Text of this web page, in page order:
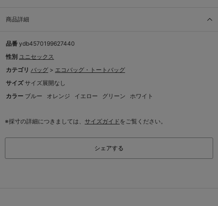
商品詳細
品番 ydb4570199627440
性別 ユニセックス
カテゴリ バッグ > エコバッグ・トートバッグ
サイズ サイズ展開なし
カラー ブルー オレンジ イエロー グリーン ホワイト
※採寸の詳細につきましては、 サイズガイドをご覧ください。
シェアする